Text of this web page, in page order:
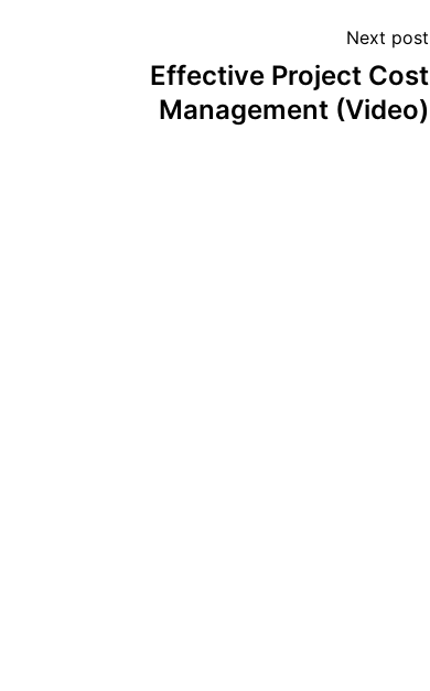
Next post
Effective Project Cost
Management (Video)